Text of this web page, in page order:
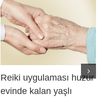
Reiki uygulaması huzur
evinde kalan yaşlı